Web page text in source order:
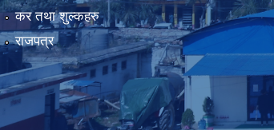
कर तथा शुल्कहरु
राजपत्र